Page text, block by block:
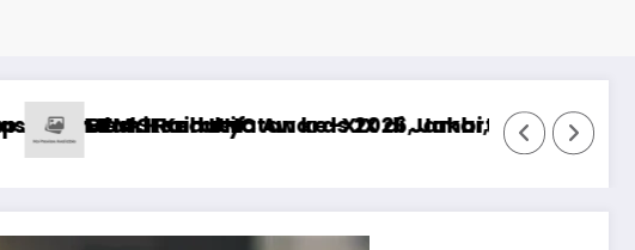
Delegasi Mahasiswa Alami Luka
Jakarta Selatan Masih Hadapi PR Besar di Sektor
DPRD DKI Buka Posko Pengaduan